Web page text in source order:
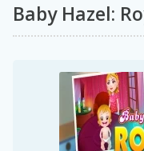
Baby Hazel: